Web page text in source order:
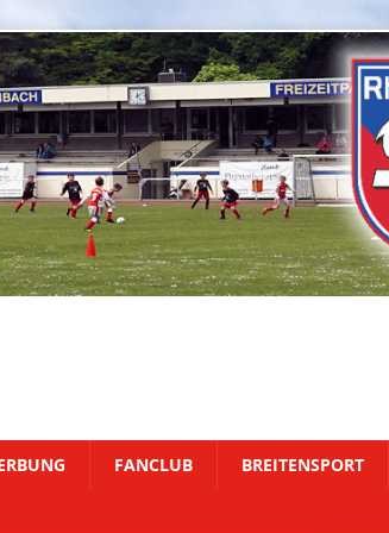
FANCLUB BREITENSPORT